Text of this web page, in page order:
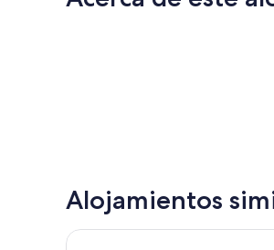
Alojamientos
Residencia Universitaria Resa